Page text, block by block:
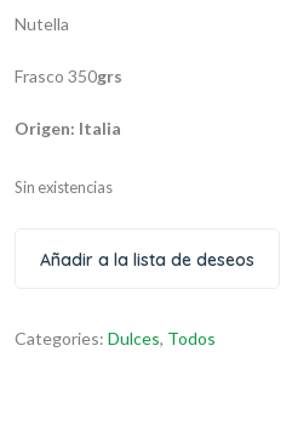
Nutella
Frasco 350grs
Origen: Italia
Sin existencias
Añadir a la lista de deseos
Categories: Dulces, Todos